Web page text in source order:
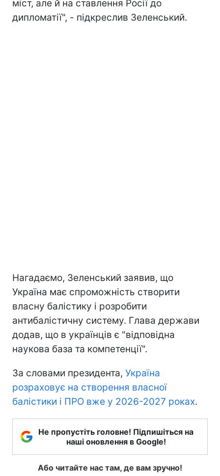
міст, але й на ставлення Росії до
дипломатії", - підкреслив Зеленський.
Нагадаємо, Зеленський заявив, що
Україна має спроможність створити
власну балістику і розробити
антибалістичну систему. Глава держави
додав, що в українців є "відповідна
наукова база та компетенції".
За словами президента, Україна
розраховує на створення власної
балістики і ПРО вже у 2026-2027 роках.
Не пропустіть головне! Підпишіться на
наші оновлення в Google!
Або читайте нас там, де вам зручно!